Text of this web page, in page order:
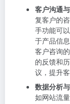
客户沟通
复客户的
手功能可
于产品信
客户咨询
的反馈和
议，提升
数据分析
如网站流